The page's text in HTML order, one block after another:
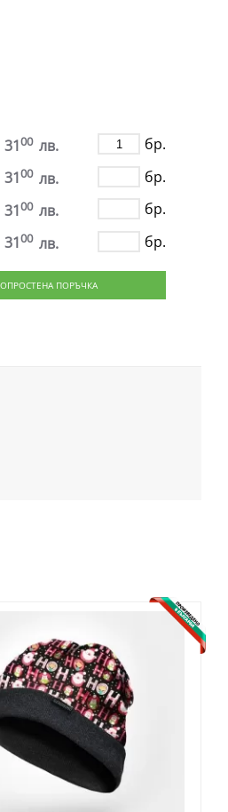
3100 лв. бр.
3100 лв. бр.
3100 лв. бр.
3100 лв. бр.
ПОРЪЧКА